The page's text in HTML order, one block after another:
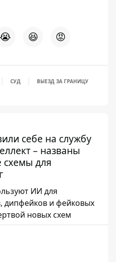
😭 😆 😡
СУД ВЫЕЗД ЗА ГРАНИЦУ
себе на службу
– названы
для
ИИ для
дипфейков и фейковых
новых схем